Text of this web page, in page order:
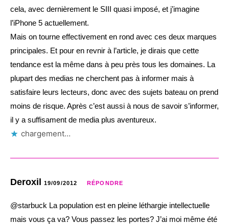
cela, avec dernièrement le SIII quasi imposé, et j’imagine
l’iPhone 5 actuellement.
Mais on tourne effectivement en rond avec ces deux marques
principales. Et pour en revnir à l’article, je dirais que cette
tendance est la même dans à peu près tous les domaines. La
plupart des medias ne cherchent pas à informer mais à
satisfaire leurs lecteurs, donc avec des sujets bateau on prend
moins de risque. Après c’est aussi à nous de savoir s’informer,
il y a suffisament de media plus aventureux.
chargement…
Deroxil 19/09/2012 RÉPONDRE
@starbuck La population est en pleine léthargie intellectuelle
mais vous ça va? Vous passez les portes? J’ai moi même été